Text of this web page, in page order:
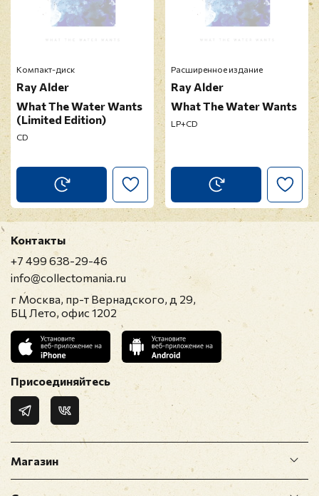
Компакт-диск
Ray Alder
What The Water Wants
(Limited Edition)
CD
Расширенное издание
Ray Alder
What The Water Wants
LP+CD
Магазин
Контакты
+7 499 638-29-46
info@collectomania.ru
г Москва, пр-т Вернадского, д 29,
БЦ Лето, офис 1202
Присоединяйтесь